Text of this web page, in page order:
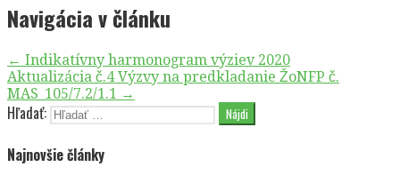
Navigácia v článku
← Indikatívny harmonogram výziev 2020
Aktualizácia č.4 Výzvy na predkladanie ŽoNFP č.
MAS_105/7.2/1.1 →
Hľadať:
Najnovšie články